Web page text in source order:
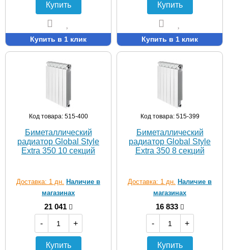
Купить
Купить в 1 клик
Купить
Купить в 1 клик
Код товара: 515-400
Биметаллический
радиатор Global Style
Extra 350 10 секций
Доставка: 1 дн. Наличие в
магазинах
21 041
-
+
Купить
Код товара: 515-399
Биметаллический
радиатор Global Style
Extra 350 8 секций
Доставка: 1 дн. Наличие в
магазинах
16 833
-
+
Купить